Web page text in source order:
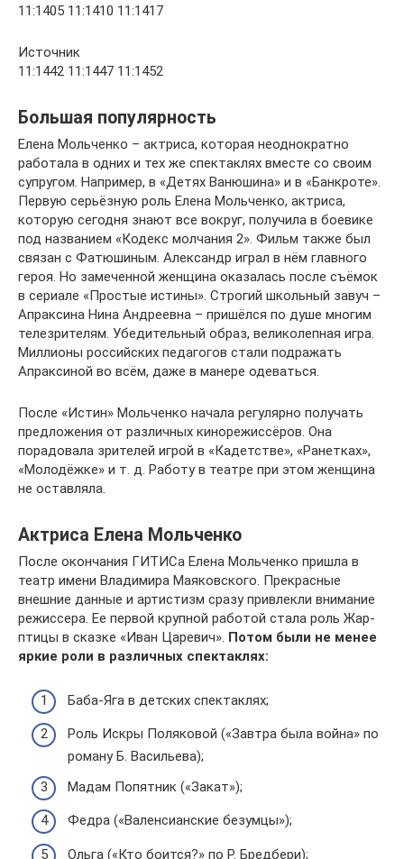
11:1405 11:1410 11:1417
Источник
11:1442 11:1447 11:1452
Большая популярность
Елена Мольченко – актриса, которая неоднократно
работала в одних и тех же спектаклях вместе со своим
супругом. Например, в «Детях Ванюшина» и в «Банкроте».
Первую серьёзную роль Елена Мольченко, актриса,
которую сегодня знают все вокруг, получила в боевике
под названием «Кодекс молчания 2». Фильм также был
связан с Фатюшиным. Александр играл в нём главного
героя. Но замеченной женщина оказалась после съёмок
в сериале «Простые истины». Строгий школьный завуч –
Апраксина Нина Андреевна – пришёлся по душе многим
телезрителям. Убедительный образ, великолепная игра.
Миллионы российских педагогов стали подражать
Апраксиной во всём, даже в манере одеваться.
После «Истин» Мольченко начала регулярно получать
предложения от различных кинорежиссёров. Она
порадовала зрителей игрой в «Кадетстве», «Ранетках»,
«Молодёжке» и т. д. Работу в театре при этом женщина
не оставляла.
Актриса Елена Мольченко
После окончания ГИТИСа Елена Мольченко пришла в
театр имени Владимира Маяковского. Прекрасные
внешние данные и артистизм сразу привлекли внимание
режиссера. Ее первой крупной работой стала роль Жар-
птицы в сказке «Иван Царевич». Потом были не менее
яркие роли в различных спектаклях:
Баба-Яга в детских спектаклях;
Роль Искры Поляковой («Завтра была война» по
роману Б. Васильева);
Мадам Попятник («Закат»);
Федра («Валенсианские безумцы»);
Ольга («Кто боится?» по Р. Бредбери);